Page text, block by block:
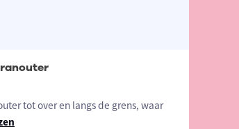
tot over en langs de grens, waar